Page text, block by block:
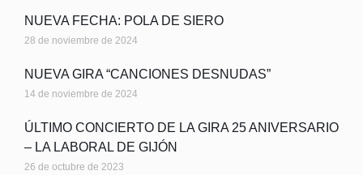
NUEVA FECHA: POLA DE SIERO
28 de noviembre de 2024
NUEVA GIRA “CANCIONES DESNUDAS”
14 de noviembre de 2024
ÚLTIMO CONCIERTO DE LA GIRA 25 ANIVERSARIO
– LA LABORAL DE GIJÓN
26 de octubre de 2023